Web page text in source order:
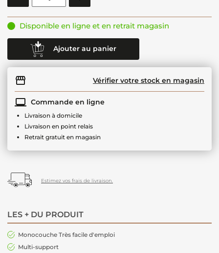
Disponible en ligne et en retrait magasin
Ajouter au panier
Vérifier votre stock en magasin
Commande en ligne
Livraison à domicile
Livraison en point relais
Retrait gratuit en magasin
Estimez vos frais de livraison.
LES + DU PRODUIT
Monocouche Très facile d'emploi
Multi-support